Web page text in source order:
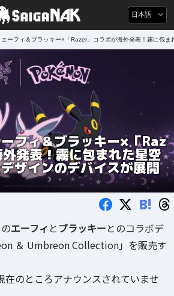
日本語
エーフィ＆ブラッキー×「Razer」コラボが海外発表！霧に包
ーフィ＆ブラッキー×「Raz
発表！霧に包まれた星空
ザインのデバイスが展開
B!
エーフィ と ブラッキーとのコラボデ
＆ Umbreon Collection」を販売す
在のところアナウンスされていませ